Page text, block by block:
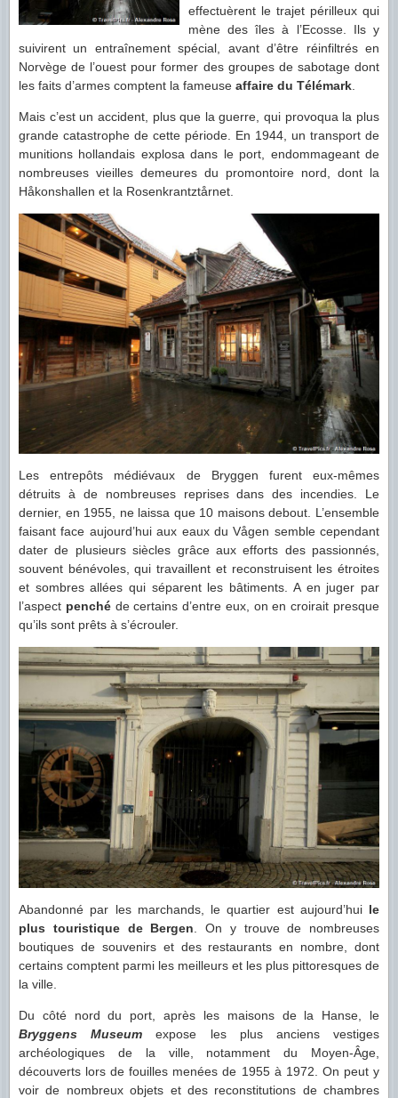
effectuèrent le trajet périlleux qui
mène des îles à l’Ecosse. Ils y
suivirent un entraînement spécial, avant d’être réinfiltrés en
Norvège de l’ouest pour former des groupes de sabotage dont
les faits d’armes comptent la fameuse affaire du Télémark
Mais c’est un accident, plus que la guerre, qui provoqua la plus
grande catastrophe de cette période. En 1944, un transport de
munitions hollandais explosa dans le port, endommageant de
nombreuses vieilles demeures du promontoire nord, dont la
Håkonshallen et la Rosenkrantztårnet.
Les entrepôts médiévaux de Bryggen furent eux-mêmes
détruits à de nombreuses reprises dans des incendies. Le
dernier, en 1955, ne laissa que 10 maisons debout. L’ensemble
faisant face aujourd’hui aux eaux du Vågen semble cependant
dater de plusieurs siècles grâce aux efforts des passionnés,
souvent bénévoles, qui travaillent et reconstruisent les étroites
et sombres allées qui séparent les bâtiments. A en juger par
l’aspect penché de certains d’entre eux, on en croirait presque
qu’ils sont prêts à s’écrouler.
Abandonné par les marchands, le quartier est aujourd’hui le
plus touristique de Bergen . On y trouve de nombreuses
boutiques de souvenirs et des restaurants en nombre, dont
certains comptent parmi les meilleurs et les plus pittoresques de
la ville.
Du côté nord du port, après les maisons de la Hanse, le
Bryggens Museum expose les plus anciens vestiges
archéologiques de la ville, notamment du Moyen-Âge,
découverts lors de fouilles menées de 1955 à 1972. On peut y
voir de nombreux objets et des reconstitutions de chambres